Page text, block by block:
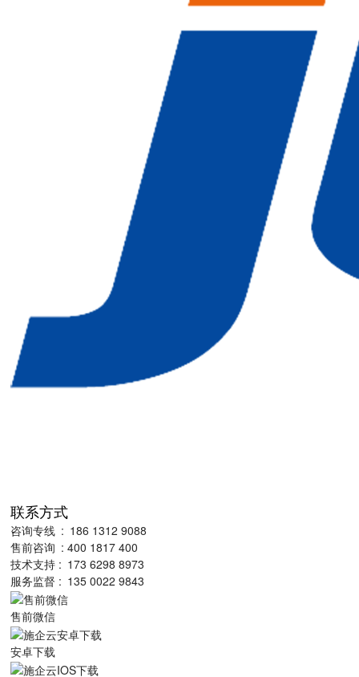
联系方式
咨询专线 : 186 1312 9088
售前咨询 : 400 1817 400
技术支持 : 173 6298 8973
服务监督 : 135 0022 9843
售前微信
安卓下载